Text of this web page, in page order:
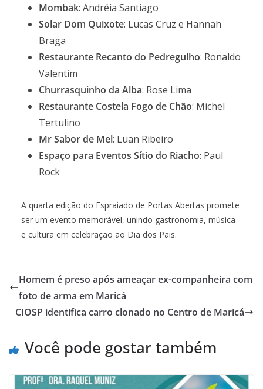
Mombak: Andréia Santiago
Solar Dom Quixote: Lucas Cruz e Hannah
Braga
Restaurante Recanto do Pedregulho: Ronaldo
Valentim
Churrasquinho da Alba: Rose Lima
Restaurante Costela Fogo de Chão: Michel
Tertulino
Mr Sabor de Mel: Luan Ribeiro
Espaço para Eventos Sítio do Riacho: Paul
Rock
A quarta edição do Espraiado de Portas Abertas promete
ser um evento memorável, unindo gastronomia, música
e cultura em celebração ao Dia dos Pais.
Homem é preso após ameaçar ex-companheira com
foto de arma em Maricá
CIOSP identifica carro clonado no Centro de Maricá
Você pode gostar também